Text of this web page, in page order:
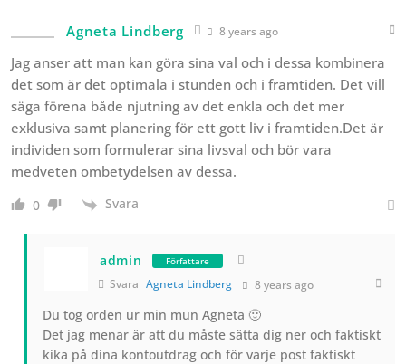
Agneta Lindberg 8 years ago
Jag anser att man kan göra sina val och i dessa kombinera
det som är det optimala i stunden och i framtiden. Det vill
säga förena både njutning av det enkla och det mer
exklusiva samt planering för ett gott liv i framtiden.Det är
individen som formulerar sina livsval och bör vara
medveten ombetydelsen av dessa.
0 Svara
admin Författare
Svara Agneta Lindberg 8 years ago
Du tog orden ur min mun Agneta 🙂
Det jag menar är att du måste sätta dig ner och faktiskt
kika på dina kontoutdrag och för varje post faktiskt